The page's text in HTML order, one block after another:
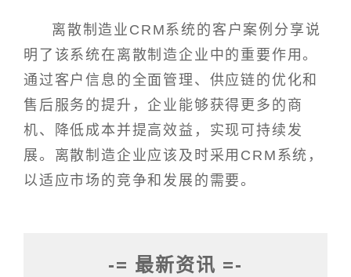
离散制造业CRM系统的客户案例分享说
明了该系统在离散制造企业中的重要作用。
通过客户信息的全面管理、供应链的优化和
售后服务的提升，企业能够获得更多的商
机、降低成本并提高效益，实现可持续发
展。离散制造企业应该及时采用CRM系统，
以适应市场的竞争和发展的需要。
-= 最新资讯 =-